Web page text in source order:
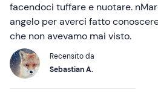
facendoci tuffare e nuotare.
angelo per averci fatto
che non avevamo mai visto.
Recensito da
Sebastian A.